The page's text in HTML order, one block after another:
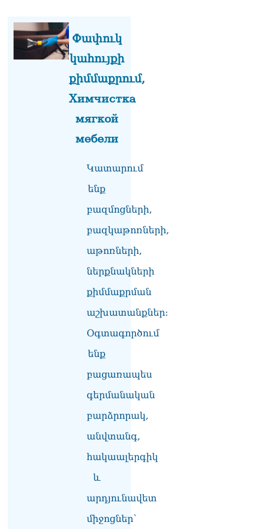
Փափուկ
կահույքի
քիմմաքրում,
Химчистка
мягкой
мебели
Կատարում
ենք
բազմոցների,
բազկաթոռների,
աթոռների,
ներքնակների
քիմմաքրման
աշխատանքներ:
Օգտագործում
ենք
բացառապես
գերմանական
բարձրորակ,
անվտանգ,
հակաալերգիկ
և
արդյունավետ
միջոցներ՝
08.08.2026
երկու երկրների
քարտուղար
08.08.2026
Սոբյանինը հայտնել է
խnցման մասին
Փաշինյանը զանգահարել է
Ալիևին
08.08.2026
հակառակորդը». Ռուզան
Ստեփանյան
08.08.2026
ազատություն ունես,
տանելի ռեժիմով»․
«Ցավոք, կլինեն շրջաններ,